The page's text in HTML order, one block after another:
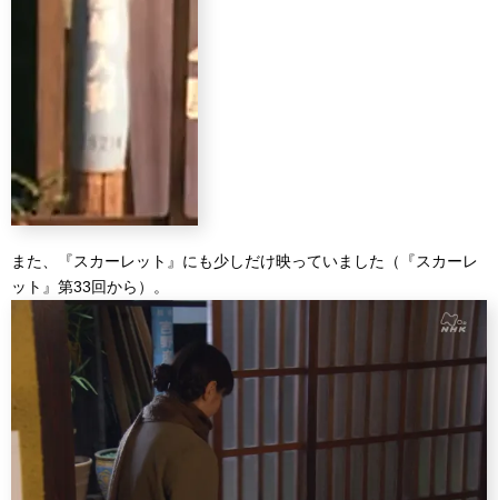
また、『スカーレット』にも少しだけ映っていました（『スカーレ
ット』第33回から）。